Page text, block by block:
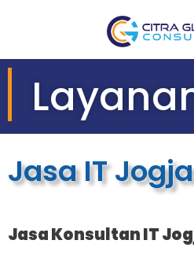
Jasa IT Jogja
Jasa Konsultan IT